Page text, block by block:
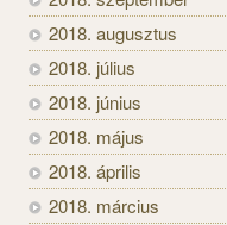
2018. augusztus
2018. július
2018. június
2018. május
2018. április
2018. március